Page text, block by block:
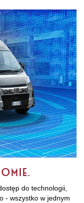
do technologii,
- wszystko w jednym